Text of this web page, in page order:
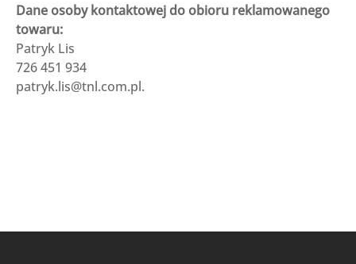
Dane osoby kontaktowej do obioru reklamowanego
towaru:
Patryk Lis
726 451 934
patryk.lis@tnl.com.pl.